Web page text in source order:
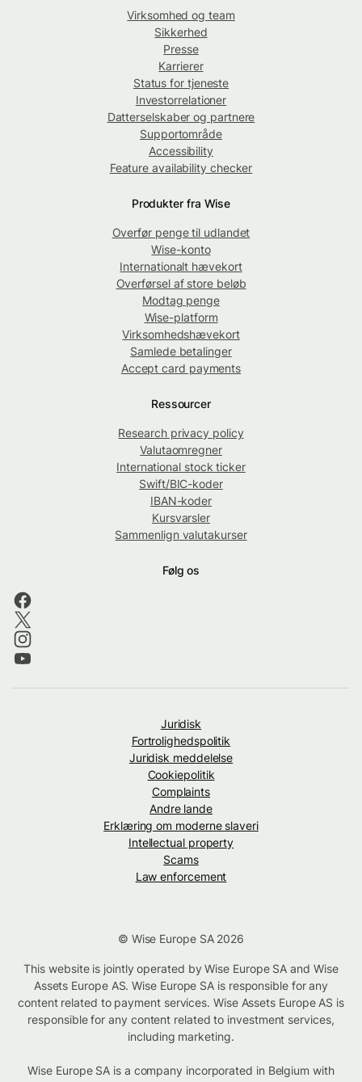
Virksomhed og team
Sikkerhed
Presse
Karrierer
Status for tjeneste
Investorrelationer
Datterselskaber og partnere
Supportområde
Accessibility
Feature availability checker
Produkter fra Wise
Overfør penge til udlandet
Wise-konto
Internationalt hævekort
Overførsel af store beløb
Modtag penge
Wise-platform
Virksomhedshævekort
Samlede betalinger
Accept card payments
Ressourcer
Research privacy policy
Valutaomregner
International stock ticker
Swift/BIC-koder
IBAN-koder
Kursvarsler
Sammenlign valutakurser
Følg os
Juridisk
Fortrolighedspolitik
Juridisk meddelelse
Cookiepolitik
Complaints
Andre lande
Erklæring om moderne slaveri
Intellectual property
Scams
Law enforcement
© Wise Europe SA 2026
This website is jointly operated by Wise Europe SA and Wise
Assets Europe AS. Wise Europe SA is responsible for any
content related to payment services. Wise Assets Europe AS is
responsible for any content related to investment services,
including marketing.
Wise Europe SA is a company incorporated in Belgium with